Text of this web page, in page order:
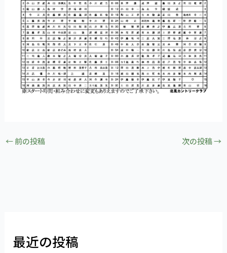
最近の投稿
←前の投稿 次の投稿→